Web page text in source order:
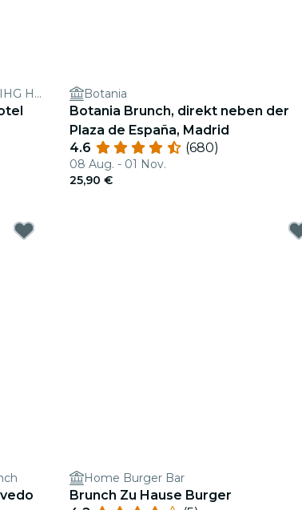
Hotel Indigo Madrid - Gran Via, an IHG Hotel Botania
Botania Brunch, direkt neben der
Plaza de España, Madrid
4.6
(680)
08 Aug. - 01 Nov.
25,90 €
Home Burger Bar
Brunch Zu Hause Burger